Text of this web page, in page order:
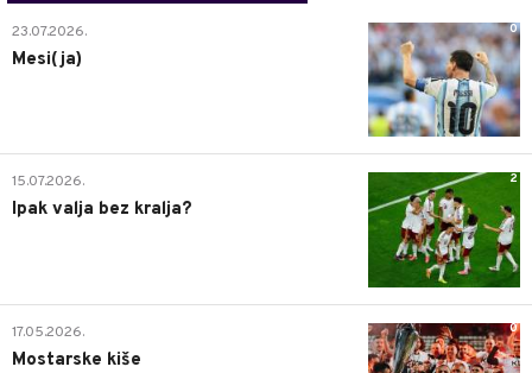
0
23.07.2026.
Mesi(ja)
2
15.07.2026.
Ipak valja bez kralja?
0
17.05.2026.
Mostarske kiše